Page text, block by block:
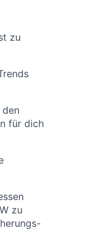
zu
für dich
zu